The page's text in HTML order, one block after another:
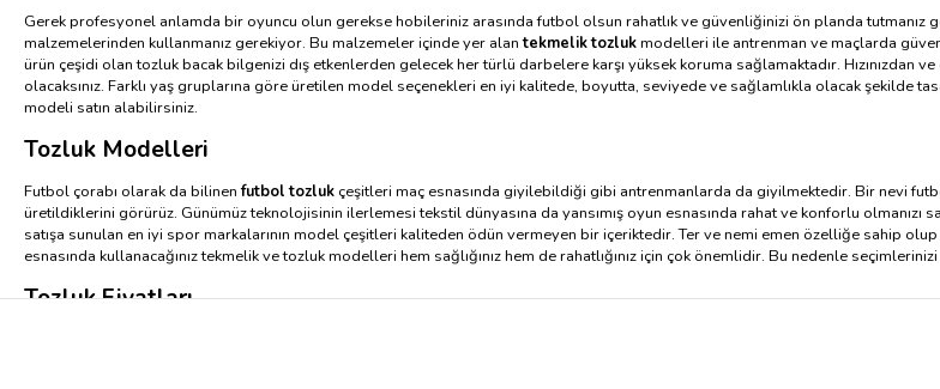
Gerek profesyonel anlamda bir oyuncu olun gerekse hobileriniz arasında futbol olsun rahatlık ve güvenliğinizi ön planda
malzemelerinden kullanmanız gerekiyor. Bu malzemeler içinde yer alantekmelik tozlukmodelleri ile antrenman ve maçlarda
ürün çeşidi olan tozluk bacak bilgenizi dış etkenlerden gelecek her türlü darbelere karşı yüksek koruma sağlamaktadır.
olacaksınız. Farklı yaş gruplarına göre üretilen model seçenekleri en iyi kalitede, boyutta, seviyede ve sağlamlıkla olacak şekilde
modeli satın alabilirsiniz.
Tozluk Modelleri
Futbol çorabı olarak da bilinenfutbol tozluk çeşitleri maç esnasında giyilebildiği gibi antrenmanlarda da giyilmektedir. Bir nevi
üretildiklerini görürüz. Günümüz teknolojisinin ilerlemesi tekstil dünyasına da yansımış oyun esnasında rahat ve konforlu
satışa sunulan en iyi spor markalarının model çeşitleri kaliteden ödün vermeyen bir içeriktedir. Ter ve nemi emen özelliğe sahip
esnasında kullanacağınız tekmelik ve tozluk modelleri hem sağlığınız hem de rahatlığınız için çok önemlidir. Bu nedenle
Tozluk Fiyatları